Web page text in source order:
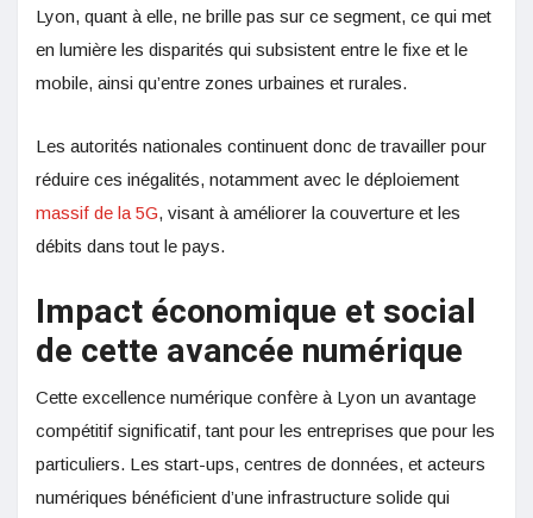
Lyon, quant à elle, ne brille pas sur ce segment, ce qui met
en lumière les disparités qui subsistent entre le fixe et le
mobile, ainsi qu’entre zones urbaines et rurales.
Les autorités nationales continuent donc de travailler pour
réduire ces inégalités, notamment avec le déploiement
massif de la 5G, visant à améliorer la couverture et les
débits dans tout le pays.
Impact économique et social
de cette avancée numérique
Cette excellence numérique confère à Lyon un avantage
compétitif significatif, tant pour les entreprises que pour les
particuliers. Les start-ups, centres de données, et acteurs
numériques bénéficient d’une infrastructure solide qui